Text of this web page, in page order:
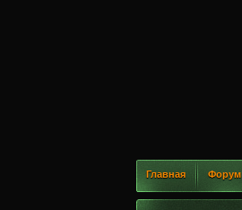
Главная Форум